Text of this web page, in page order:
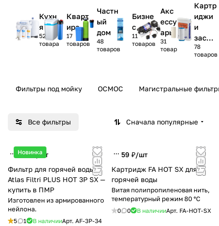
Кухн
я
52
товара
Кварт
ира
17
товаров
Частн
ый
дом
48
товаров
Бизне
с
11
товаров
Акс
ессу
ары
31
товар
Картр
иджи
и
засып
ки
78
товаров
Фильтры под мойку ОСМОС Магистральные
Все фильтры Сначала популярные
Новинка
629 ₽/шт
Фильтр для горячей воды
Atlas Filtri PLUS HOT 3P SX —
купить в ПМР
Изготовлен из армированного
нейлона.
5 1 В наличииАрт. AF-3P-34
59 ₽/шт
Картридж FA HOT SX для
горячей воды
Витая полипропиленовая нить,
температурный режим 80 °C
0 0 В наличииАрт. FA-HOT-SX